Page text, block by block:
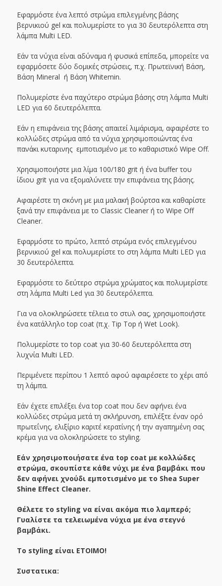
Εφαρμόστε ένα λεπτό στρώμα επιλεγμένης βάσης
βερνικιού gel και πολυμερίστε το για 30 δευτερόλεπτα στη
λάμπα Multi LED.
Εάν τα νύχια είναι αδύναμα ή φυσικά επίπεδα, μπορείτε να
εφαρμόσετε δύο δομικές στρώσεις, π.χ. Πρωτεϊνική Βάση,
Βάση Mineral ή Βάση Whitemin.
Πολυμερίστε ένα παχύτερο στρώμα βάσης στη λάμπα Multi
LED για 60 δευτερόλεπτα.
Εάν η επιφάνεια της βάσης απαιτεί λιμάρισμα, αφαιρέστε το
κολλώδες στρώμα από τα νύχια χρησιμοποιώντας ένα
πανάκι κυταρινης εμποτισμένο με το καθαριστικό Wipe Off.
Χρησιμοποιήστε μια λίμα 100/180 grit ή ένα buffer του
ίδιου grit για να εξομαλύνετε την επιφάνεια της βάσης.
Αφαιρέστε τη σκόνη με μια μαλακή βούρτσα και καθαρίστε
ξανά την επιφάνεια με το Classic Cleaner ή το Wipe Off
Cleaner.
Εφαρμόστε το πρώτο, λεπτό στρώμα ενός επιλεγμένου
βερνικιού gel και πολυμερίστε το στη λάμπα Multi LED για
30 δευτερόλεπτα.
Εφαρμόστε το δεύτερο στρώμα χρώματος και πολυμερίστε
στη λάμπα Multi Led για 30 δευτερόλεπτα.
Για να ολοκληρώσετε τέλεια το στυλ σας, χρησιμοποιήστε
ένα κατάλληλο top coat (π.χ. Tip Top ή Wet Look).
Πολυμερίστε το top coat για 30-60 δευτερόλεπτα στη
λυχνία Multi LED.
Περιμένετε περίπου 1 λεπτό αφού αφαιρέσετε το χέρι από
τη λάμπα.
Εάν έχετε επιλέξει ένα top coat που δεν αφήνει ένα
κολλώδες στρώμα μετά τη σκλήρυνση, επιλέξτε έναν ορό
πρωτεΐνης, ελιξίριο καριτέ κερατίνης ή την αγαπημένη σας
κρέμα για να ολοκληρώσετε το styling.
Εάν χρησιμοποιήσατε ένα top coat με κολλώδες
στρώμα, σκουπίστε κάθε νύχι με ένα βαμβάκι που
δεν αφήνει χνούδι εμποτισμένο με το Shea Super
Shine Effect Cleaner.
Θέλετε το styling να είναι ακόμα πιο λαμπερό;
Γυαλίστε τα τελειωμένα νύχια με ένα στεγνό
βαμβάκι.
Το styling είναι ΕΤΟΙΜΟ!
Συστατικα: